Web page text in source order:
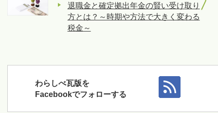
退職金と確定拠出年金の賢い受け取り
方とは？～時期や方法で大きく変わる
税金～
わらしべ瓦版を
Facebookでフォローする